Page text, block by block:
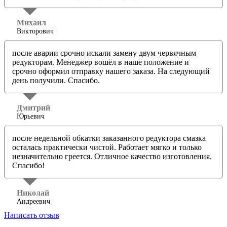
Михаил
Викторович
после аварии срочно искали замену двум червячным
редукторам. Менеджер вошёл в наше положение и
срочно оформил отправку нашего заказа. На следующий
день получили. Спасибо.
Дмитрий
Юрьевич
после недельной обкатки заказанного редуктора смазка
осталась практически чистой. Работает мягко и только
незначительно греется. Отличное качество изготовления.
Спасибо!
Николай
Андреевич
Написать отзыв